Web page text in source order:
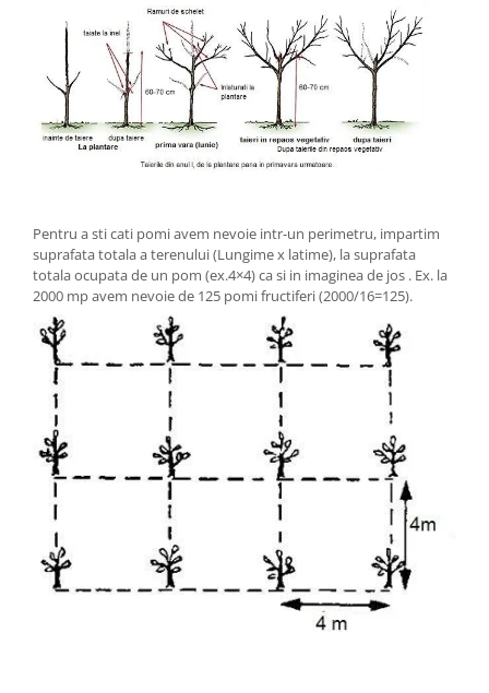
Pentru a sti cati pomi avem nevoie intr-un perimetru, impartim
suprafata totala a terenului (Lungime x latime), la suprafata
totala ocupata de un pom (ex.4×4) ca si in imaginea de jos . Ex. la
2000 mp avem nevoie de 125 pomi fructiferi (2000/16=125).